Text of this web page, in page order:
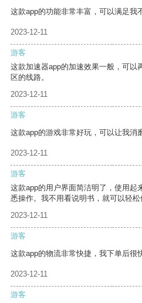
这款app的功能非常丰富，可以满足我
2023-12-11
游客
这款加速器app的加速效果一般，可以
区的线路。
2023-12-11
游客
这款app的游戏非常好玩，可以让我消
2023-12-11
游客
这款app的用户界面简洁明了，使用起
悉操作。我不用看说明书，就可以轻松
2023-12-11
游客
这款app的物流非常快捷，我下单后很
2023-12-11
游客